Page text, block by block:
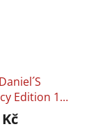
Edition 1